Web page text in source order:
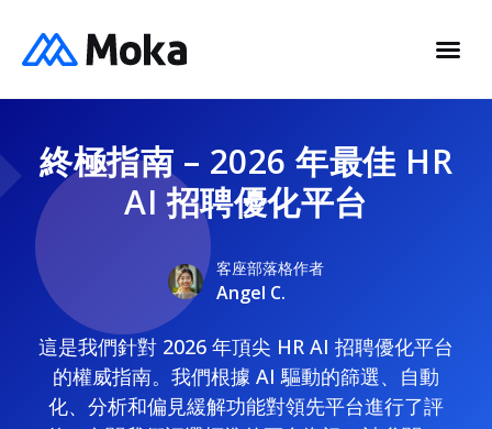
終極指南 – 2026 年最佳 HR
AI 招聘優化平台
客座部落格作者
Angel C.
這是我們針對 2026 年頂尖 HR AI 招聘優化平台
的權威指南。我們根據 AI 驅動的篩選、自動
化、分析和偏見緩解功能對領先平台進行了評